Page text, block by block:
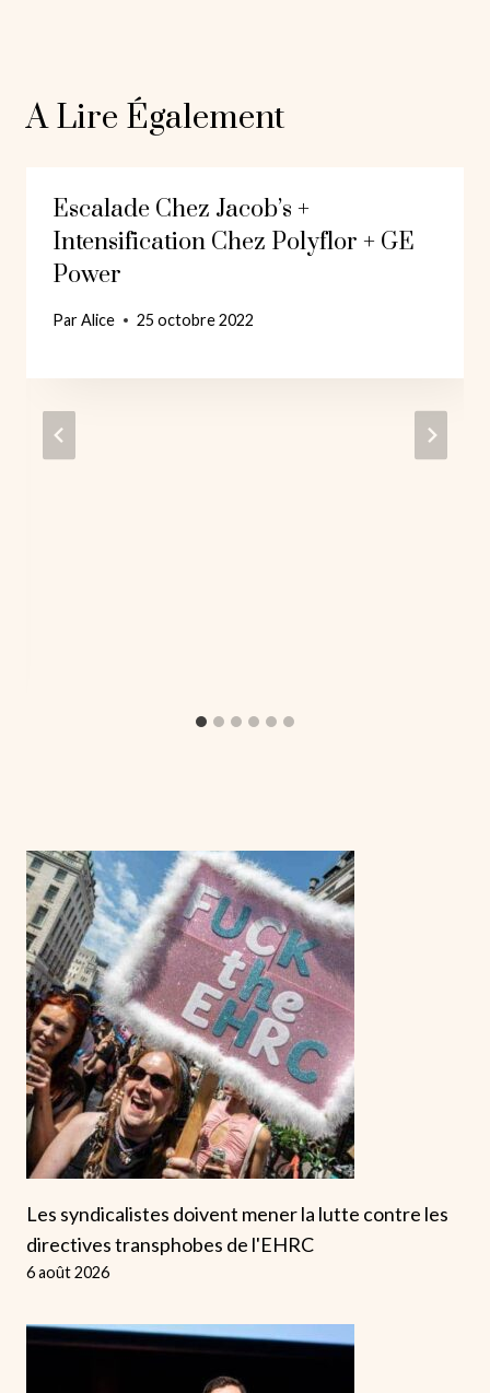
A Lire Également
Escalade Chez Jacob’s +
Intensification Chez Polyflor + GE
Power
ParAlice 25 octobre 2022
Les syndicalistes doivent mener la lutte contre les
directives transphobes de l'EHRC
6 août 2026